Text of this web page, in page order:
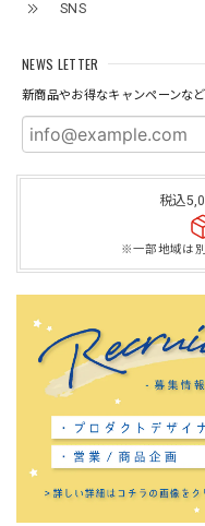
SNS
NEWS LETTER
新商品やお得なキャンペーンな
税込
※一部地域は